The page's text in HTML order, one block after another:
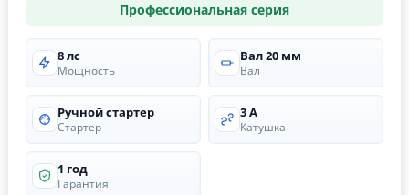
Профессиональная серия
8 лс
Мощность
Вал 20 мм
Вал
Ручной стартер
Стартер
3 А
Катушка
1 год
Гарантия